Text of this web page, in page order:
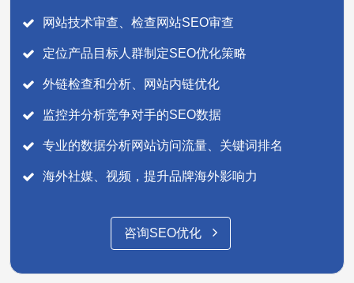
网站技术审查、检查网站SEO审查
定位产品目标人群制定SEO优化策略
外链检查和分析、网站内链优化
监控并分析竞争对手的SEO数据
专业的数据分析网站访问流量、关键词排名
海外社媒、视频，提升品牌海外影响力
咨询SEO优化